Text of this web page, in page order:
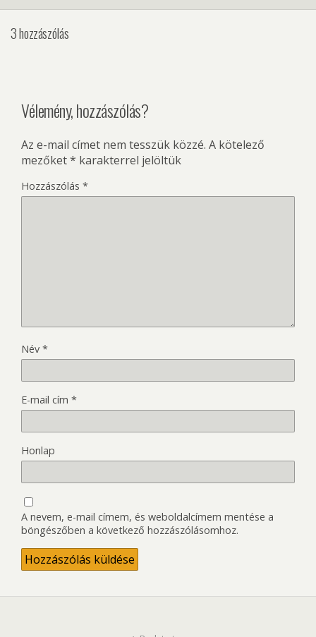
3 hozzászólás
Vélemény, hozzászólás?
Az e-mail címet nem tesszük közzé. A kötelező
mezőket* karakterrel jelöltük
Hozzászólás *
Név *
E-mail cím *
Honlap
A nevem, e-mail címem, és weboldalcímem mentése a
böngészőben a következő hozzászólásomhoz.